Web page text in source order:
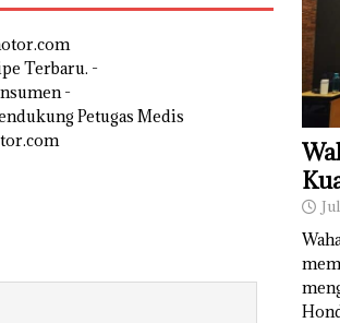
Terbaru. -
-
Petugas Medis